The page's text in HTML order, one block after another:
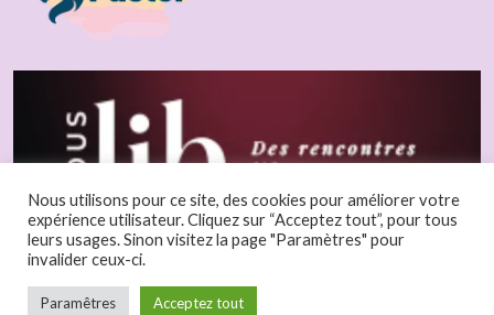
Nous utilisons pour ce site, des cookies pour améliorer votre
expérience utilisateur. Cliquez sur “Acceptez tout”, pour tous
leurs usages. Sinon visitez la page "Paramètres" pour
invalider ceux-ci.
Paramêtres Acceptez tout